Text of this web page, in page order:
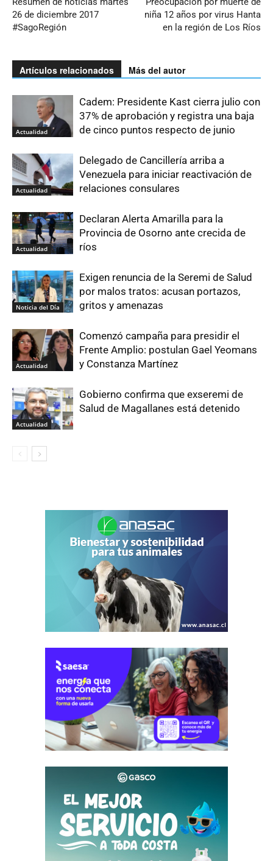
26 de diciembre 2017
#SagoRegión
niña 12 años por virus Hanta
en la región de Los Ríos
Artículos relacionados Más del autor
Actualidad
Cadem: Presidente Kast cierra julio con
37% de aprobación y registra una baja
de cinco puntos respecto de junio
Actualidad
Delegado de Cancillería arriba a
Venezuela para iniciar reactivación de
relaciones consulares
Actualidad
Declaran Alerta Amarilla para la
Provincia de Osorno ante crecida de
ríos
Noticia del Día
Exigen renuncia de la Seremi de Salud
por malos tratos: acusan portazos,
gritos y amenazas
Actualidad
Comenzó campaña para presidir el
Frente Amplio: postulan Gael Yeomans
y Constanza Martínez
Actualidad
Gobierno confirma que exseremi de
Salud de Magallanes está detenido